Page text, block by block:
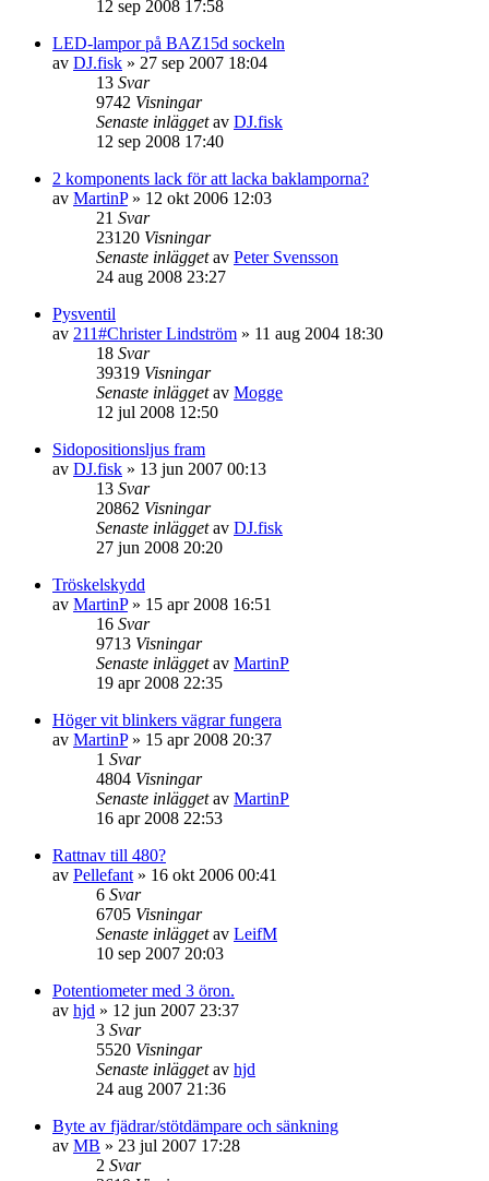
12 sep 2008 17:58
LED-lampor på BAZ15d sockeln
av DJ.fisk » 27 sep 2007 18:04
13 Svar
9742 Visningar
Senaste inläggetav DJ.fisk
12 sep 2008 17:40
2 komponents lack för att lacka baklamporna?
av MartinP» 12 okt 2006 12:03
21 Svar
23120 Visningar
Senaste inläggetav Peter Svensson
24 aug 2008 23:27
Pysventil
av 211#Christer Lindström » 11 aug 2004 18:30
18 Svar
39319 Visningar
Senaste inläggetav Mogge
12 jul 2008 12:50
Sidopositionsljus fram
av DJ.fisk » 13 jun 2007 00:13
13 Svar
20862 Visningar
Senaste inläggetav DJ.fisk
27 jun 2008 20:20
Tröskelskydd
av MartinP» 15 apr 2008 16:51
16 Svar
9713 Visningar
Senaste inläggetav MartinP
19 apr 2008 22:35
Höger vit blinkers vägrar fungera
av MartinP» 15 apr 2008 20:37
1 Svar
4804 Visningar
Senaste inläggetav MartinP
16 apr 2008 22:53
Rattnav till 480?
av Pellefant » 16 okt 2006 00:41
6 Svar
6705 Visningar
Senaste inläggetav LeifM
10 sep 2007 20:03
Potentiometer med 3 öron.
av hjd » 12 jun 2007 23:37
3 Svar
5520 Visningar
Senaste inläggetav hjd
24 aug 2007 21:36
Byte av fjädrar/stötdämpare och sänkning
av MB » 23 jul 2007 17:28
2 Svar